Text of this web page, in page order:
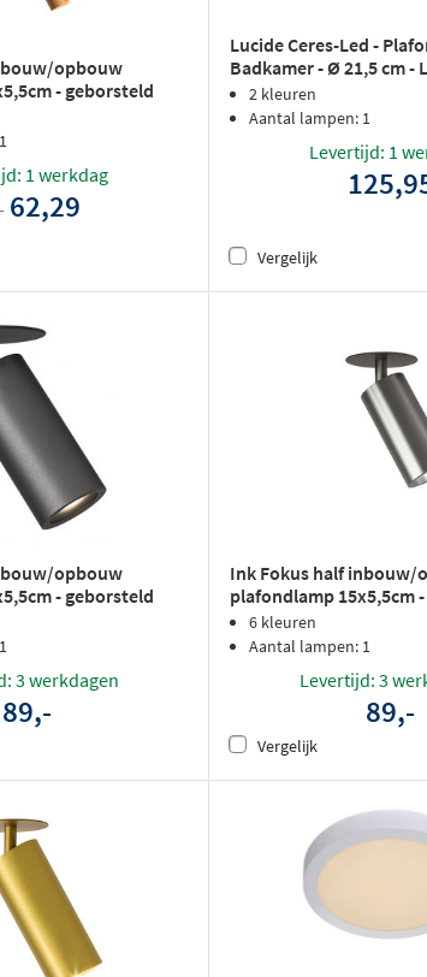
opbouw
- geborsteld
1 werkdag
62,29
Lucide Ceres-Led -
Badkamer - Ø 21,5 cm -
3000K - IP44 - Wit
2 kleuren
Aantal lampen: 1
Levertijd: 1
Vergelijk
opbouw
- geborsteld
3 werkdagen
89,-
Ink Fokus half inbouw/
plafondlamp 15x5,5cm
RVS6 kleuren
Aantal lampen: 1
Levertijd: 3
89,-
Vergelijk